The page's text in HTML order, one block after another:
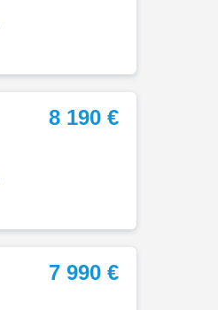
8 190 €
7 990 €